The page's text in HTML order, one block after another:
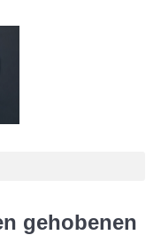
gehobenen